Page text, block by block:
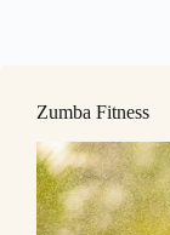
Zumba Fitness